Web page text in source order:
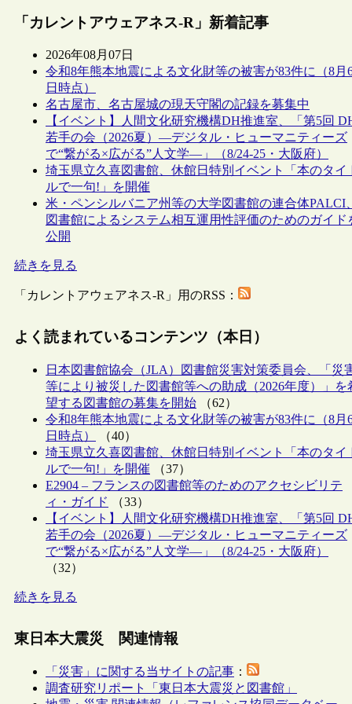
「カレントアウェアネス-R」新着記事
2026年08月07日
令和8年熊本地震による文化財等の被害が83件に（8月
日時点）
名古屋市、名古屋城の現天守閣の記録を募集中
【イベント】人間文化研究機構DH推進室、「第5回
若手の会（2026夏）―デジタル・ヒューマニティーズ
で“繋がる×広がる”人文学―」（8/24-25・大阪府）
埼玉県立久喜図書館、休館日特別イベント「本のタイ
ルで一句!」を開催
米・ペンシルバニア州等の大学図書館の連合体PALCI、
図書館によるシステム相互運用性評価のためのガイド
公開
続きを見る
「カレントアウェアネス-R」用のRSS：
よく読まれているコンテンツ（本日）
日本図書館協会（JLA）図書館災害対策委員会、「災
等により被災した図書館等への助成（2026年度）」を
望する図書館の募集を開始 （62）
令和8年熊本地震による文化財等の被害が83件に（8月
日時点）
（40）
埼玉県立久喜図書館、休館日特別イベント「本のタイ
ルで一句!」を開催 （37）
E2904 – フランスの図書館等のためのアクセシビリテ
ィ・ガイド
（33）
【イベント】人間文化研究機構DH推進室、「第5回
若手の会（2026夏）―デジタル・ヒューマニティーズ
で“繋がる×広がる”人文学―」（8/24-25・大阪府）
（32）
続きを見る
東日本大震災 関連情報
「災害」に関する当サイトの記事 ：
調査研究リポート「東日本大震災と図書館」